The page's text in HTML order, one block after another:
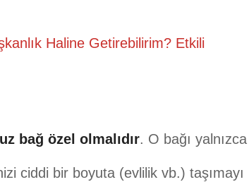
Haline Getirebilirim? Etkili
bağ özel olmalıdır. O bağı
ciddi bir boyuta (evlilik vb.) taşımayı